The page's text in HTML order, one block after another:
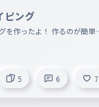
ピング
を作ったよ！ 作るのが簡単
すぎたかなコメントで教えて
5 6 7